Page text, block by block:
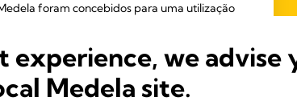
foram concebidos para uma utilização
experience, we advise
Medela site.